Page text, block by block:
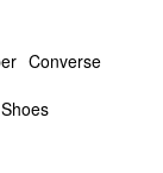
Converse